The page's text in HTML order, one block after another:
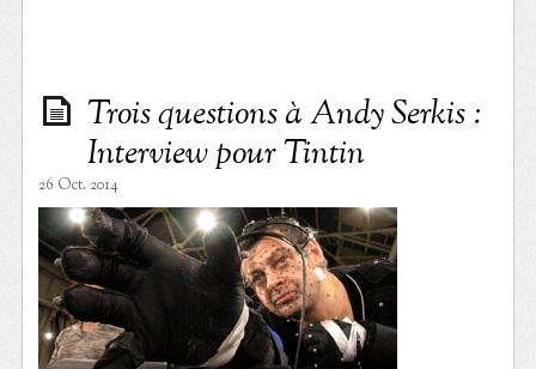
Trois questions à Andy Serkis :
Interview pour Tintin
26 Oct. 2014